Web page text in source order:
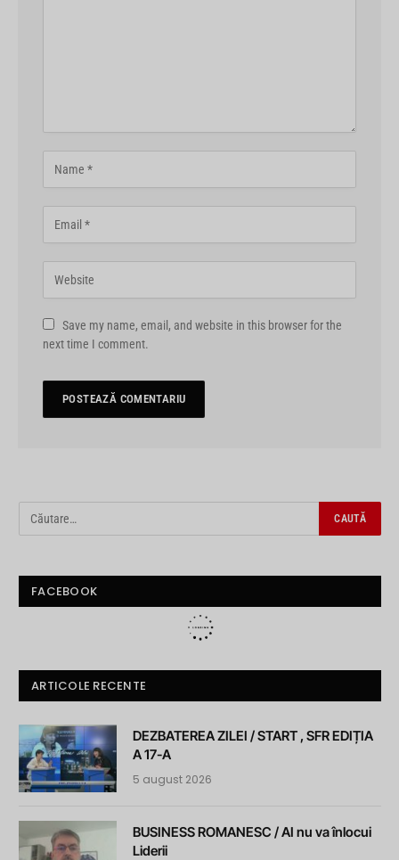
Save my name, email, and website in this browser for the
next time I comment.
FACEBOOK
ARTICOLE RECENTE
DEZBATEREA ZILEI / START , SFR EDIȚIA
A 17-A
5 august 2026
BUSINESS ROMANESC / AI nu va înlocui
Liderii